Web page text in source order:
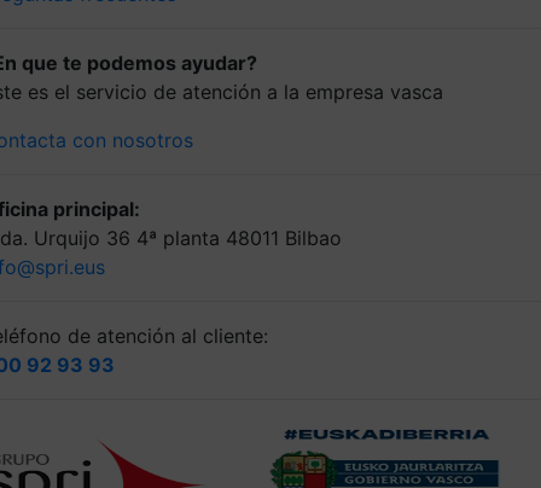
que te podemos ayudar?
es el servicio de atención a la empresa vasca
con nosotros
principal:
Urquijo 36 4ª planta 48011 Bilbao
de atención al cliente:
92 93 93